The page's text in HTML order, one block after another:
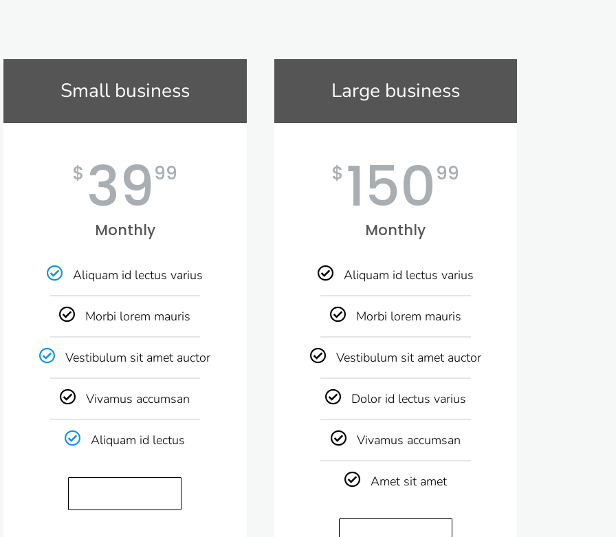
Small business
$ 3999
Monthly
Aliquam id lectus varius
Morbi lorem mauris
Vestibulum sit amet auctor
Vivamus accumsan
Aliquam id lectus
Large business
$ 15099
Monthly
Aliquam id lectus varius
Morbi lorem mauris
Vestibulum sit amet auctor
Dolor id lectus varius
Vivamus accumsan
Amet sit amet